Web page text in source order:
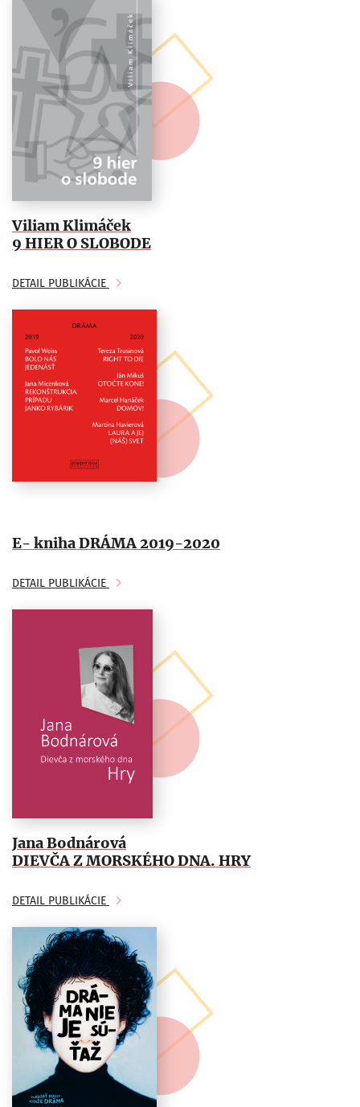
Viliam Klimáček
9 HIER O SLOBODE
DETAIL PUBLIKÁCIE
E- kniha DRÁMA 2019-2020
DETAIL PUBLIKÁCIE
Jana Bodnárová
DIEVČA Z MORSKÉHO DNA. HRY
DETAIL PUBLIKÁCIE